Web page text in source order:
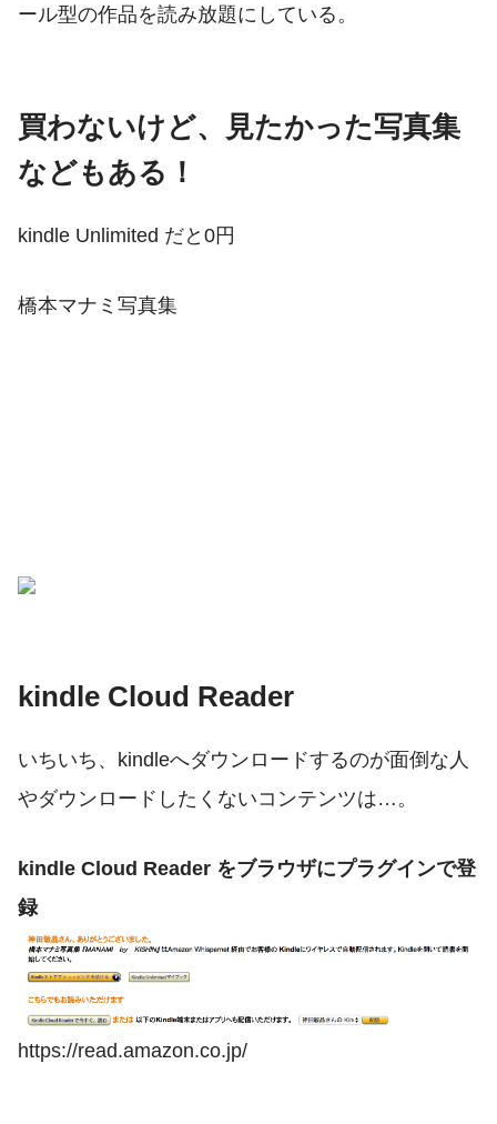
ール型の作品を読み放題にしている。
買わないけど、見たかった写真集
などもある！
kindle Unlimited だと0円
橋本マナミ写真集
kindle Cloud Reader
いちいち、kindleへダウンロードするのが面倒な人
やダウンロードしたくないコンテンツは…。
kindle Cloud Reader をブラウザにプラグインで登
録
https://read.amazon.co.jp/